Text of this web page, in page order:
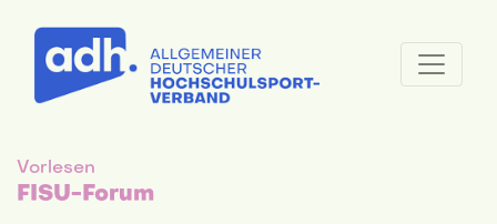
Vorlesen
FISU-Forum